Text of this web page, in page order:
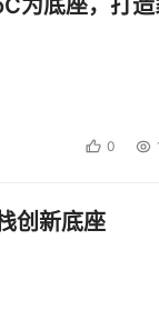
为底座，打
0
创新底座